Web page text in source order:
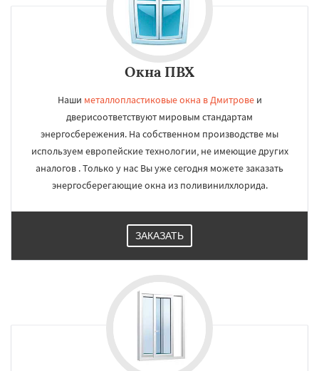
Окна ПВХ
Наши металлопластиковые окна в Дмитровеи
дверисоответствуют мировым стандартам
энергосбережения. На собственном производстве мы
используем европейские технологии, не имеющие других
аналогов . Только у нас Вы уже сегодня можете заказать
энергосберегающие окна из поливинилхлорида.
ЗАКАЗАТЬ